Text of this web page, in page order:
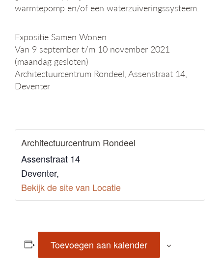
warmtepomp en/of een waterzuiveringssysteem.
Expositie Samen Wonen
Van 9 september t/m 10 november 2021
(maandag gesloten)
Architectuurcentrum Rondeel, Assenstraat 14,
Deventer
Architectuurcentrum Rondeel
Assenstraat 14
Deventer,
Bekijk de site van Locatie
Toevoegen aan kalender